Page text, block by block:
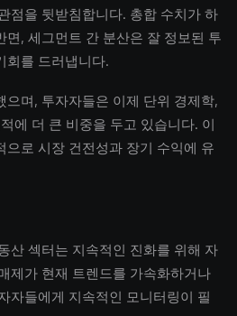
점을 뒷받침합니다. 총합 수치가 하
면, 세그먼트 간 분산은 잘 정보된 투
회를 드러냅니다.
으며, 투자자들은 이제 단위 경제학,
에 더 큰 비중을 두고 있습니다. 이
으로 시장 건전성과 장기 수익에 유
산 섹터는 지속적인 진화를 위해 자
제가 현재 트렌드를 가속화하거나
자들에게 지속적인 모니터링이 필